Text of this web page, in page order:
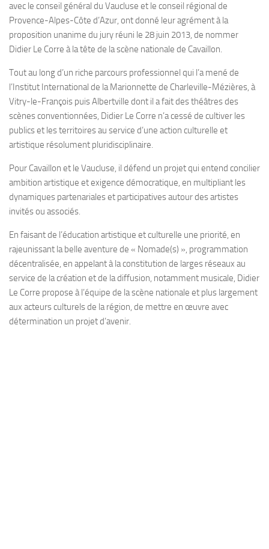
avec le conseil général du Vaucluse et le conseil régional de
Provence-Alpes-Côte d’Azur, ont donné leur agrément à la
proposition unanime du jury réuni le 28 juin 2013, de nommer
Didier Le Corre à la tête de la scène nationale de Cavaillon.
Tout au long d’un riche parcours professionnel qui l’a mené de
l’Institut International de la Marionnette de Charleville-Mézières, à
Vitry-le-François puis Albertville dont il a fait des théâtres des
scènes conventionnées, Didier Le Corre n’a cessé de cultiver les
publics et les territoires au service d’une action culturelle et
artistique résolument pluridisciplinaire.
Pour Cavaillon et le Vaucluse, il défend un projet qui entend concilier
ambition artistique et exigence démocratique, en multipliant les
dynamiques partenariales et participatives autour des artistes
invités ou associés.
En faisant de l’éducation artistique et culturelle une priorité, en
rajeunissant la belle aventure de « Nomade(s) », programmation
décentralisée, en appelant à la constitution de larges réseaux au
service de la création et de la diffusion, notamment musicale, Didier
Le Corre propose à l’équipe de la scène nationale et plus largement
aux acteurs culturels de la région, de mettre en œuvre avec
détermination un projet d’avenir.